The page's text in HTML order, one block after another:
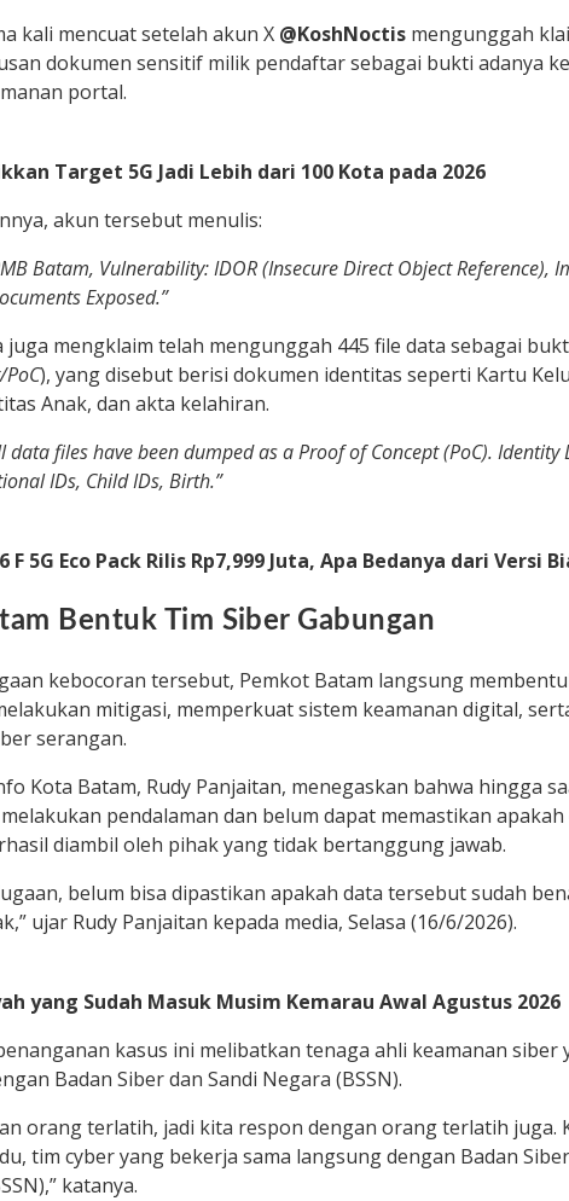
kali mencuat setelah akun X @KoshNoctis mengunggah
dokumen sensitif milik pendaftar sebagai bukti adanya
portal.
Target 5G Jadi Lebih dari 100 Kota pada 2026
akun tersebut menulis:
Batam, Vulnerability: IDOR (Insecure Direct Object Reference),
Exposed.”
juga mengklaim telah mengunggah 445 file data sebagai
), yang disebut berisi dokumen identitas seperti Kartu
Anak, dan akta kelahiran.
data files have been dumped as a Proof of Concept (PoC). Identity
IDs, Child IDs, Birth.”
F 5G Eco Pack Rilis Rp7,999 Juta, Apa Bedanya dari Versi
Bentuk Tim Siber Gabungan
kebocoran tersebut, Pemkot Batam langsung
mitigasi, memperkuat sistem keamanan digital,
serangan.
Kota Batam, Rudy Panjaitan, menegaskan bahwa hingga
pendalaman dan belum dapat memastikan apakah
diambil oleh pihak yang tidak bertanggung jawab.
belum bisa dipastikan apakah data tersebut sudah
ujar Rudy Panjaitan kepada media, Selasa (16/6/2026).
yang Sudah Masuk Musim Kemarau Awal Agustus 2026
kasus ini melibatkan tenaga ahli keamanan siber
Badan Siber dan Sandi Negara (BSSN).
orang terlatih, jadi kita respon dengan orang terlatih juga.
tim cyber yang bekerja sama langsung dengan Badan
katanya.